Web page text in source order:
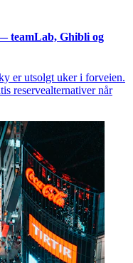
teamLab, Ghibli og
er utsolgt uker i forveien.
reservealternativer når